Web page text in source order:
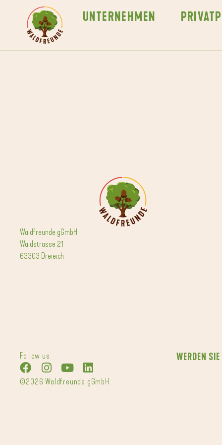
UNTERNEHMEN
Waldfreunde gGmbH
Waldstrasse 21
63303 Dreieich
Follow us
©2026 Waldfreunde gGmbH
WERDEN